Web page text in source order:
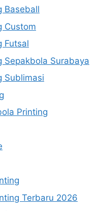
Baseball
Custom
Futsal
Sepakbola Surabaya
Sublimasi
Printing
Terbaru 2026